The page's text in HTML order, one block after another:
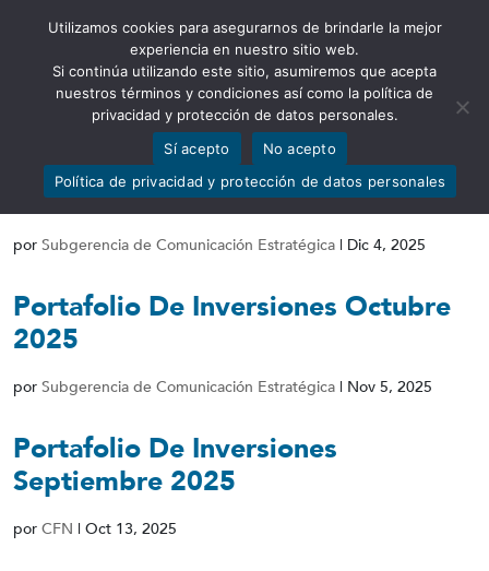
Abrir barra de herramientas
Portafolio De Inversiones
Noviembre 2025
por Subgerencia de Comunicación Estratégica | Dic 4, 2025
Portafolio De Inversiones Octubre
2025
por Subgerencia de Comunicación Estratégica | Nov 5, 2025
Portafolio De Inversiones
Septiembre 2025
por CFN | Oct 13, 2025
Utilizamos cookies para asegurarnos de brindarle la mejor
experiencia en nuestro sitio web.
Si continúa utilizando este sitio, asumiremos que acepta
nuestros términos y condiciones así como la política de
privacidad y protección de datos personales.
Sí acepto
No acepto
Política de privacidad y protección de datos personales